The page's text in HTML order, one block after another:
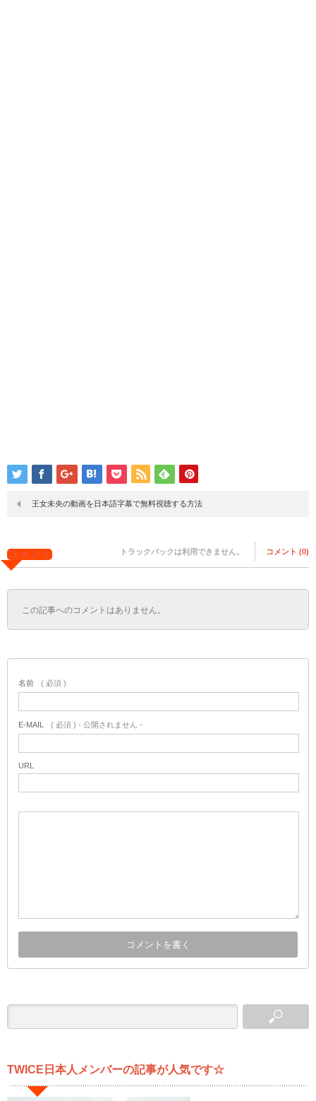
王女未央の動画を日本語字幕で無料視聴する方法
コメント トラックバックは利用できません。 コメント (0)
この記事へのコメントはありません。
名前 ( 必須 )
E-MAIL ( 必須 ) - 公開されません -
URL
TWICE日本人メンバーの記事が人気です☆